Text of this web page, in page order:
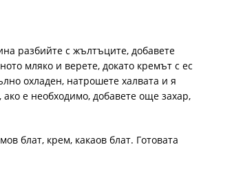
разбийте с жълтъците, добавете
мляко и верете, докато кремът с ес
охладен, натрошете халвата и я
е необходимо, добавете още захар,
блат, крем, какаов блат. Готовата